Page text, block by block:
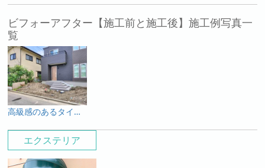
エクステリア
ビフォーアフター【施工前と施工後】施工例写真一
覧
高級感のあるタイルを使用した門廻り